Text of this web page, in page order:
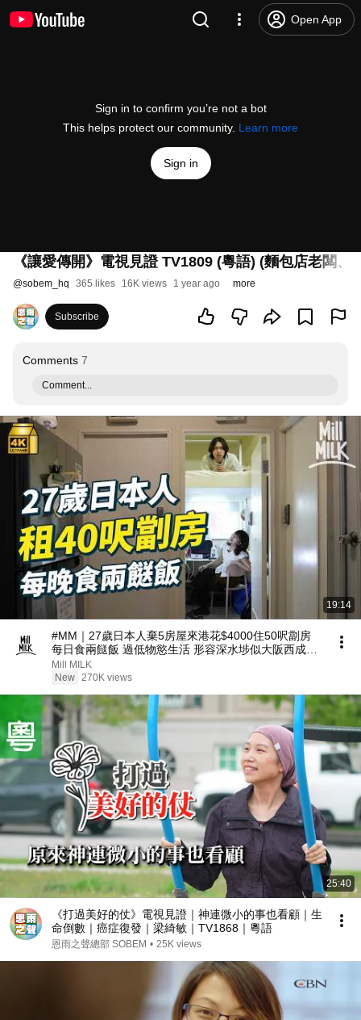
Open App
Sign in to confirm you’re not a bot
This helps protect our community. Learn more
Sign in
《讓愛傳開》電視見證 TV1809 (粵語) (麵包店老闆、
@sobem_hq 365 likes 16K views 1 year ago more
Subscribe
Comments 7
Comment...
19:14
#MM｜27歲日本人棄5房屋來港花$4000住50呎劏房
每日食兩餸飯 過低物慾生活 形容深水埗似大阪西成區
｜#700萬種生活 #4K
Mill MILK
New 270K views
25:40
《打過美好的仗》電視見證｜神連微小的事也看顧｜生
命倒數｜癌症復發｜梁綺敏｜TV1868｜粵語
恩雨之聲總部 SOBEM • 25K views